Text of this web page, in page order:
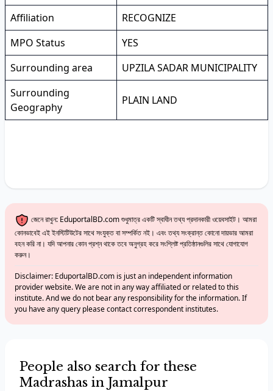
Affiliation
RECOGNIZE
MPO Status
YES
Surrounding area
UPZILA SADAR MUNICIPALITY
Surrounding
Geography
PLAIN LAND
জেনে রাখুন: EduportalBD.com শুধুমাত্র একটি স্বাধীন তথ্য প্রদানকারী ওয়েবসাইট। আমরা
কোনভাবেই এই ইনস্টিটিউটের সাথে সংযুক্ত বা সম্পর্কিত নই। এবং তথ্য সংক্রান্ত কোনো দায়ভার আমরা
বহন করি না। যদি আপনার কোন প্রশ্ন থাকে তবে অনুগ্রহ করে সংশ্লিষ্ট প্রতিষ্ঠানগুলির সাথে যোগাযোগ
করুন।
Disclaimer: EduportalBD.com is just an independent information
provider website. We are not in any way affiliated or related to this
institute. And we do not bear any responsibility for the information. If
you have any query please contact correspondent institutes.
People also search for these
Madrashas in Jamalpur